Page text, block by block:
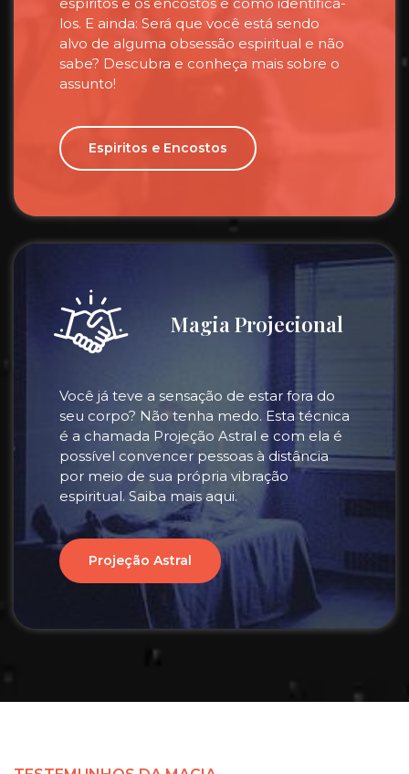
los. E ainda: Será que você está sendo
alvo de alguma obsessão espiritual e não
sabe? Descubra e conheça mais sobre o
assunto!
Espiritos e Encostos
Magia Projecional
Você já teve a sensação de estar fora do
seu corpo? Não tenha medo. Esta técnica
é a chamada Projeção Astral e com ela é
possível convencer pessoas à distância
por meio de sua própria vibração
espiritual. Saiba mais aqui.
Projeção Astral